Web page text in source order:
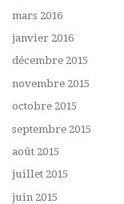
mars 2016
janvier 2016
décembre 2015
novembre 2015
octobre 2015
septembre 2015
août 2015
juillet 2015
juin 2015